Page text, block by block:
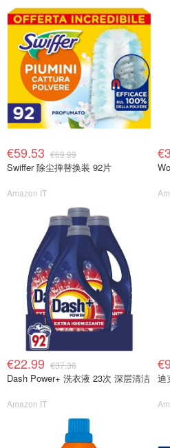
€59.53 €69.99
Swiffer 除尘掸替换装 92片
Amazon IT
€22.99 €37.36
Dash Power+ 洗衣液 23次 深层清洁
Amazon IT
迪